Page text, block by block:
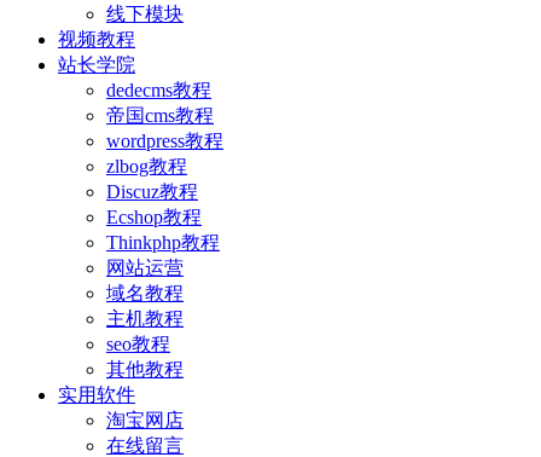
线下模块
视频教程
站长学院
dedecms教程
帝国cms教程
wordpress教程
zlbog教程
Discuz教程
Ecshop教程
Thinkphp教程
网站运营
域名教程
主机教程
seo教程
其他教程
实用软件
淘宝网店
在线留言